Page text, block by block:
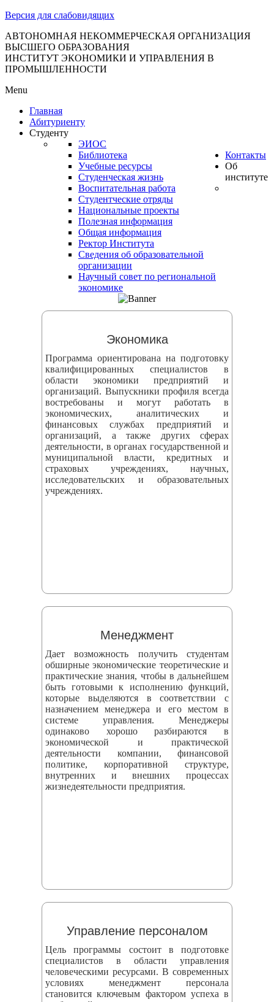
Версия для слабовидящих
АВТОНОМНАЯ НЕКОММЕРЧЕСКАЯ ОРГАНИЗАЦИЯ
ВЫСШЕГО ОБРАЗОВАНИЯ
ИНСТИТУТ ЭКОНОМИКИ И УПРАВЛЕНИЯ В
ПРОМЫШЛЕННОСТИ
Menu
Главная
Абитуриенту
Студенту
ЭИОС
Библиотека
Учебные ресурсы
Студенческая жизнь
Воспитательная работа
Студентческие отряды
Национальные проекты
Полезная информация
Контакты
Об
институте
Общая информация
Ректор Института
Сведения об образовательной
организации
Научный совет по региональной
экономике
Экономика
Программа ориентирована на подготовку
квалифицированных специалистов в
области экономики предприятий и
организаций. Выпускники профиля всегда
востребованы и могут работать в
экономических, аналитических и
финансовых службах предприятий и
организаций, а также других сферах
деятельности, в органах государственной и
муниципальной власти, кредитных и
страховых учреждениях, научных,
исследовательских и образовательных
учреждениях.
Менеджмент
Дает возможность получить студентам
обширные экономические теоретические и
практические знания, чтобы в дальнейшем
быть готовыми к исполнению функций,
которые выделяются в соответствии с
назначением менеджера и его местом в
системе управления. Менеджеры
одинаково хорошо разбираются в
экономической и практической
деятельности компании, финансовой
политике, корпоративной структуре,
внутренних и внешних процессах
жизнедеятельности предприятия.
Управление персоналом
Цель программы состоит в подготовке
специалистов в области управления
человеческими ресурсами. В современных
условиях менеджмент персонала
становится ключевым фактором успеха в